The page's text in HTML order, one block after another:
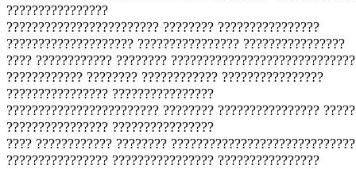
????????????????
???????????????????????? ???????? ????????????????
???????????????????? ???????????????? ????????????????
???? ???????????? ????????
???????????? ???????? ???????????? ????????????????
???????????????? ????????????????
???????????????????????? ???????? ????????????????
???????????????? ????????????????
???? ???????????? ????????
???????????????? ???????????????? ????????????????